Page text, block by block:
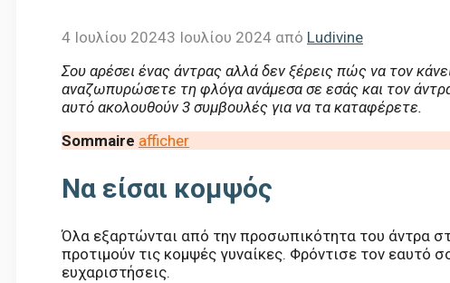
4 Ιουλίου 20243 Ιουλίου 2024 από Ludivine
Σου αρέσει ένας άντρας αλλά δεν ξέρεις πώς να τον
αναζωπυρώσετε τη φλόγα ανάμεσα σε εσάς και τον άντρα
αυτό ακολουθούν 3 συμβουλές για να τα καταφέρετε.
Sommaire afficher
Να είσαι κομψός
Όλα εξαρτώνται από την προσωπικότητα του άντρα
προτιμούν τις κομψές γυναίκες. Φρόντισε τον εαυτό
ευχαριστήσεις.